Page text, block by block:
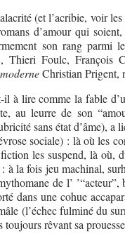
(et l’acribie, voir
d’amour qui
son rang parmi
, Thieri Foulc, François
moderneChristian Prigent,
il à lire comme la fable
au leurre de son
sans état d’âme), a
sociale) : là où les
les suspend, là où,
à la fois jeu machinal,
de l’
dans une cohue
(l’échec fulminé du
toujours rêvant sa